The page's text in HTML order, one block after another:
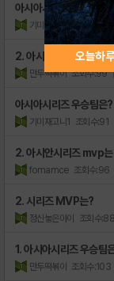
아시아시리즈 mvp는?
기미재고니1 조회수:92
2. 아시아시리즈 MVP
만두떡볶이 조회수:99
아시아시리즈 우승팀은?
기미재고니1 조회수:91
2. 아시안시리즈 mvp
fomamce 조회수:96
2. 시리즈 MVP는?
정신놓은아이 조회수:88
1. 아시아시리즈 우승팀
만두떡볶이 조회수:103
오늘하